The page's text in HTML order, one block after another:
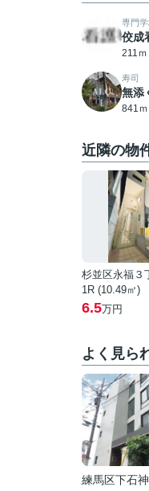
専門
佼成
211ｍ
寿司
無添
841ｍ
近隣の物
杉並区永福３
1R (10.49㎡)
6.5万円
よく見ら
練馬区下石